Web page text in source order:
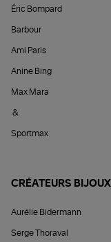
Éric Bompard
Barbour
Ami Paris
Anine Bing
Max Mara
&
Sportmax
CRÉATEURS BIJOUX
Aurélie Bidermann
Serge Thoraval